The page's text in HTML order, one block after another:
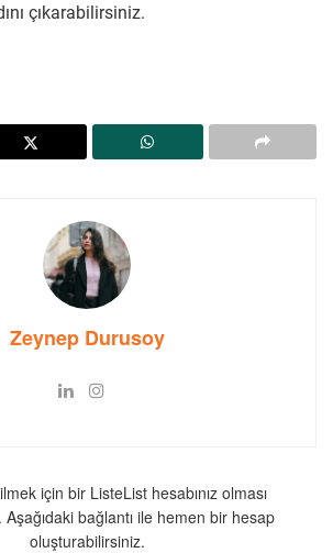
çıkarabilirsiniz.
Zeynep Durusoy
için bir ListeList hesabınız olması
bağlantı ile hemen bir hesap
oluşturabilirsiniz.